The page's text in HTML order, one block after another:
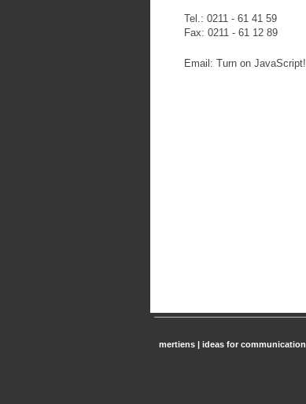
Tel.: 0211 - 61 41 59
Fax: 0211 - 61 12 89
Email: Turn on JavaScript!
mertiens | ideas for communication